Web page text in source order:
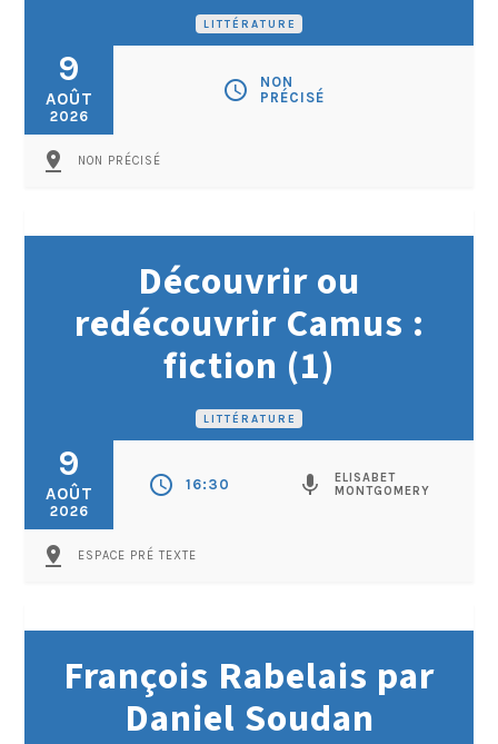
LITTÉRATURE
9
AOÛT
2026
schedule
NON
PRÉCISÉ
pin_drop NON PRÉCISÉ
LITTÉRATURE
Découvrir ou
redécouvrir Camus :
fiction (1)
9
AOÛT
2026
schedule 16:30 mic
ELISABET
MONTGOMERY
pin_drop ESPACE PRÉ TEXTE
François Rabelais par
Daniel Soudan